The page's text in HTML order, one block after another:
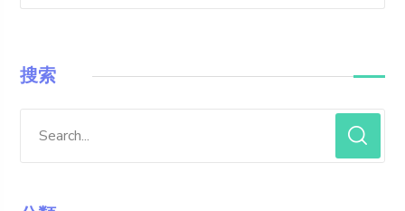
搜索